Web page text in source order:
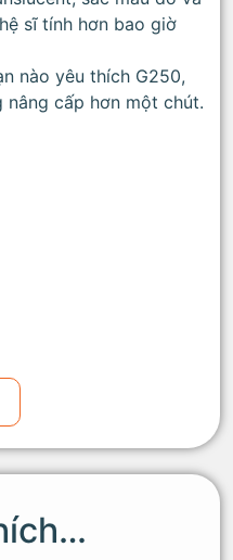
sĩ tính hơn bao giờ
nào yêu thích G250,
nâng cấp hơn một chút.